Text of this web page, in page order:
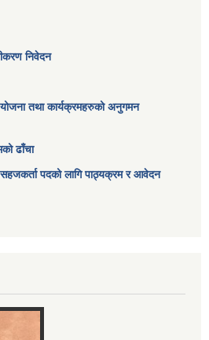
निवेदन
तथा कार्यक्रमहरुको अनुगमन
ढाँचा
पदको लागि पाठ्यक्रम र आवेदन